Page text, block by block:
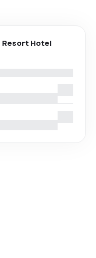
Resort Hotel